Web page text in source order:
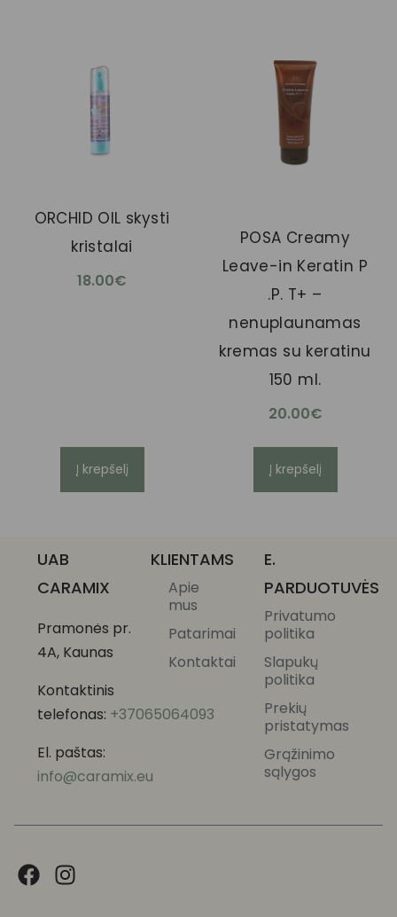
ORCHID OIL skysti
kristalai
18.00€
Į krepšelį
POSA Creamy
Leave-in Keratin P
.P. T+ –
nenuplaunamas
kremas su keratinu
150 ml.
20.00€
Į krepšelį
UAB
CARAMIX
Pramonės pr.
4A, Kaunas
Kontaktinis
telefonas: +37065064093
El. paštas:
info@caramix.eu
KLIENTAMS
Apie
mus
Patarimai
Kontaktai
E.
PARDUOTUVĖS
Privatumo
politika
Slapukų
politika
Prekių
pristatymas
Grąžinimo
sąlygos